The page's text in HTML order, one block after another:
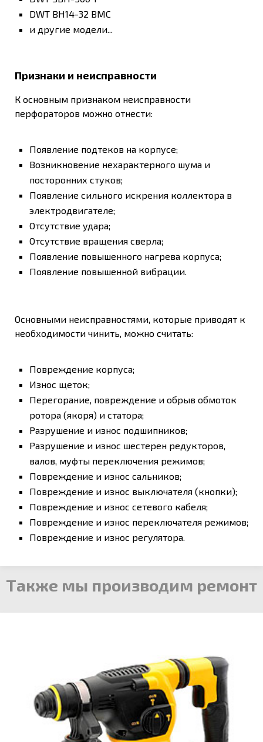
DWT BH14-32 BMC
и другие модели...
Признаки и неисправности
К основным признаком неисправности
перфораторов можно отнести:
Появление подтеков на корпусе;
Возникновение нехарактерного шума и
посторонних стуков;
Появление сильного искрения коллектора в
электродвигателе;
Отсутствие удара;
Отсутствие вращения сверла;
Появление повышенного нагрева корпуса;
Появление повышенной вибрации.
Основными неисправностями, которые приводят к
необходимости чинить, можно считать:
Повреждение корпуса;
Износ щеток;
Перегорание, повреждение и обрыв обмоток
ротора (якоря) и статора;
Разрушение и износ подшипников;
Разрушение и износ шестерен редукторов,
валов, муфты переключения режимов;
Повреждение и износ сальников;
Повреждение и износ выключателя (кнопки);
Повреждение и износ сетевого кабеля;
Повреждение и износ переключателя режимов;
Повреждение и износ регулятора.
Также мы производим ремонт